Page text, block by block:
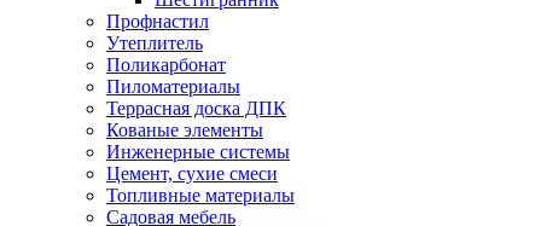
Профнастил
Утеплитель
Поликарбонат
Пиломатериалы
Террасная доска ДПК
Кованые элементы
Инженерные системы
Цемент, сухие смеси
Топливные материалы
Садовая мебель